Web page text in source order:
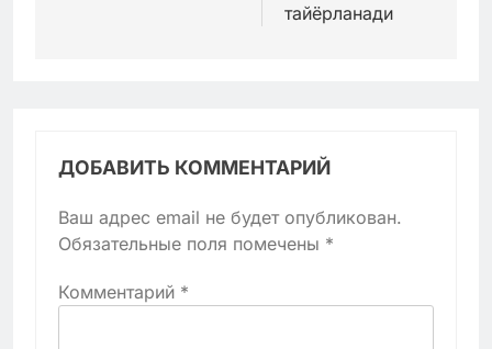
тайёрланади
ДОБАВИТЬ КОММЕНТАРИЙ
Ваш адрес email не будет опубликован.
Обязательные поля помечены *
Комментарий *